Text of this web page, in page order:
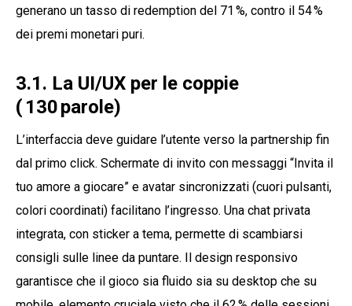
generano un tasso di redemption del 71 %, contro il 54 %
dei premi monetari puri.
3.1. La UI/UX per le coppie
( 130 parole)
L’interfaccia deve guidare l’utente verso la partnership fin
dal primo click. Schermate di invito con messaggi “Invita il
tuo amore a giocare” e avatar sincronizzati (cuori pulsanti,
colori coordinati) facilitano l’ingresso. Una chat privata
integrata, con sticker a tema, permette di scambiarsi
consigli sulle linee da puntare. Il design responsivo
garantisce che il gioco sia fluido sia su desktop che su